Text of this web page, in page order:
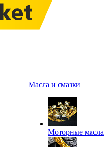
Масла и смазки
Моторные масла